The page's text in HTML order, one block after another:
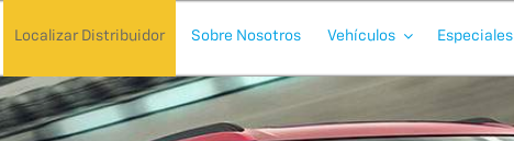
Localizar Distribuidor Sobre Nosotros Vehículos Especiales